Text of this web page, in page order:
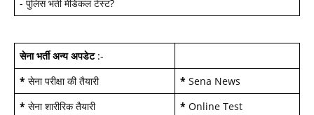
- पुलिस भर्ती मेडिकल टेस्ट?
सेना भर्ती अन्य अपडेट:-
* सेना परीक्षा की तैयारी * Sena News
* सेना शारीरिक तैयारी * Online Test